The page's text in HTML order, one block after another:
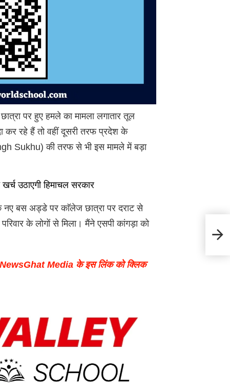
पर हुए हमले का मामला लगातार तूल
कर रहे हैं तो वहीं दूसरी तरफ प्रदेश के
Sukhu) की तरफ से भी इस मामले में बड़ा
उठाएगी हिमाचल सरकार
नए बस अड्डे पर काॅलेज छात्रा पर दराट से
के लोगों से मिला। मैंने एसपी कांगड़ा को
Media के इस लिंक को क्लिक